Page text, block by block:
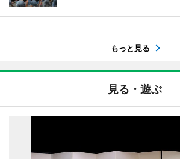
もっと見る
見る・遊ぶ